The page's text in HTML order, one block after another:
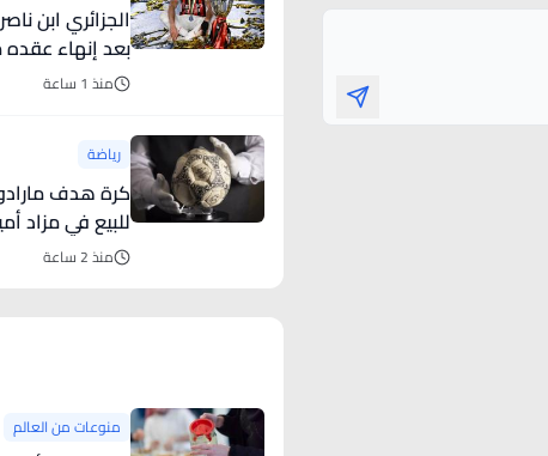
الجزائري ابن
بعد إنهاء
منذ 1 ساعة
رياضة
كرة هدف
للبيع في مزاد
منذ 2 ساعة
منوعات من العالم